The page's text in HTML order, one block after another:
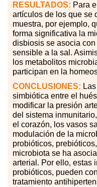
RESULTADOS: Para
artículos de los que se
muestra, por ejemplo,
forma significativa la
disbiosis se asocia
sensible a la sal.
los metabolitos
participan en la
CONCLUSIONES:
simbiótica entre el
modificar la presión
del sistema
el corazón, los vasos
modulación de la
probióticos,
microbiota se ha
arterial. Por ello, estas
probióticos, pueden
tratamiento